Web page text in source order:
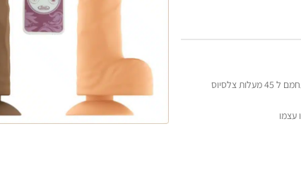
דילדו ראליסטי חשמלי מתקדם העשוי מסיליקון משובח המתחמם ל 45 מעלות צלסיוס
עצמו